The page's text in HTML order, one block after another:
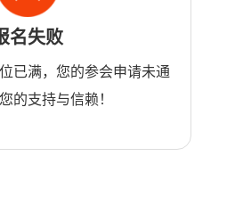
名失败
已满，您的参会申请未通
的支持与信赖！